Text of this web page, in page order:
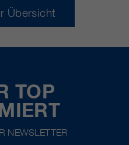
Übersicht
TOP
NEWSLETTER